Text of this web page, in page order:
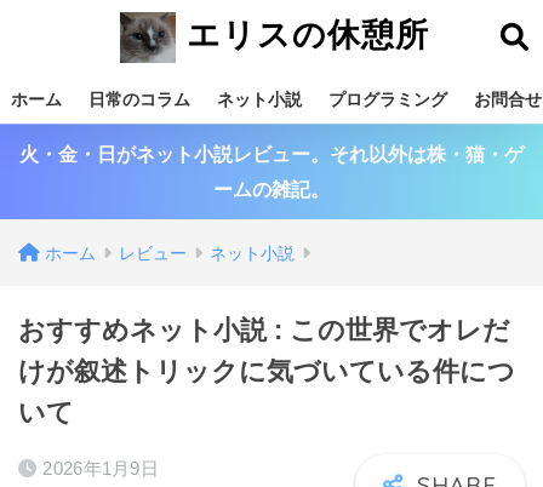
エリスの休憩所
ホーム 日常のコラム ネット小説 プログラミング お問合せ
火・金・日がネット小説レビュー。それ以外は株・猫・ゲ
ームの雑記。
ホーム レビュー ネット小説
おすすめネット小説 : この世界でオレだ
けが叙述トリックに気づいている件につ
いて
2026年1月9日